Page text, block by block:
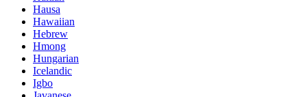
Hausa
Hawaiian
Hebrew
Hmong
Hungarian
Icelandic
Igbo